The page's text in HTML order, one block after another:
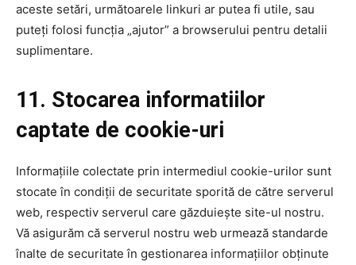
aceste setări, următoarele linkuri ar putea fi utile, sau
puteți folosi funcția „ajutor” a browserului pentru detalii
suplimentare.
11. Stocarea informatiilor
captate de cookie-uri
Informațiile colectate prin intermediul cookie-urilor sunt
stocate în condiții de securitate sporită de către serverul
web, respectiv serverul care găzduiește site-ul nostru.
Vă asigurăm că serverul nostru web urmează standarde
înalte de securitate în gestionarea informațiilor obținute